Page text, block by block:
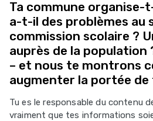
Ta commune organise-
a-t-il des problèmes au
commission scolaire ?
auprès de la population
– et nous te montrons
augmenter la portée de
Tu es le responsable du contenu
vraiment que tes informations